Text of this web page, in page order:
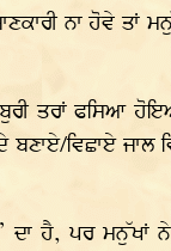
ਨਾ ਹੋਵੇ ਤਾਂ
ਬੁਰੀ ਤਰਾਂ
ਵਿਛਾਏ
ਦਾ ਹੈ, ਪਰ